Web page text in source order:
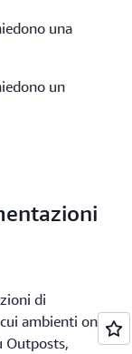
una
un
di
ambienti on-
Outposts,